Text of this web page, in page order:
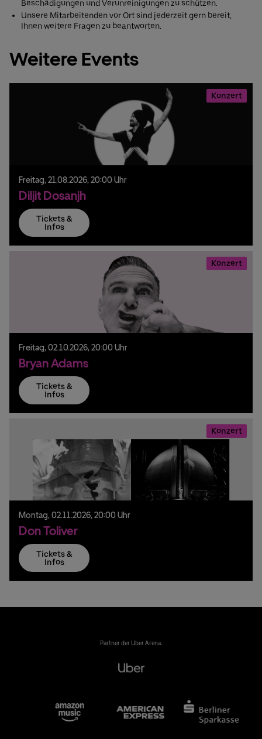
Beschädigungen und Verunreinigungen zu schützen.
Unsere Mitarbeitenden vor Ort sind jederzeit gern bereit,
Ihnen weitere Fragen zu beantworten.
Weitere Events
Konzert
Freitag, 21.08.2026, 20:00 Uhr
Diljit Dosanjh
Tickets &
Infos
Konzert
Freitag, 02.10.2026, 20:00 Uhr
Bryan Adams
Tickets &
Infos
Konzert
Montag, 02.11.2026, 20:00 Uhr
Don Toliver
Tickets &
Infos
Partner der Uber Arena: